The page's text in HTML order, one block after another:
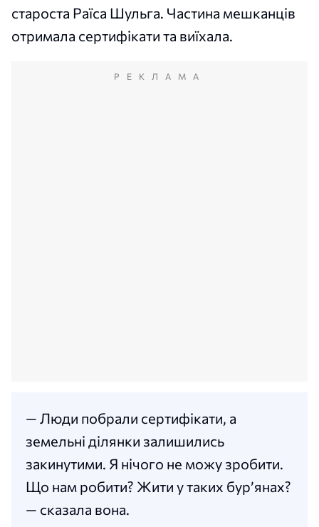
староста Раїса Шульга. Частина мешканців
отримала сертифікати та виїхала.
РЕКЛАМА
— Люди побрали сертифікати, а
земельні ділянки залишились
закинутими. Я нічого не можу зробити.
Що нам робити? Жити у таких бур’янах?
— сказала вона.